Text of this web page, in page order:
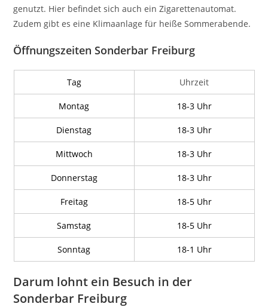
genutzt. Hier befindet sich auch ein Zigarettenautomat.
Zudem gibt es eine Klimaanlage für heiße Sommerabende.
Öffnungszeiten Sonderbar Freiburg
Tag Uhrzeit
Montag 18-3 Uhr
Dienstag 18-3 Uhr
Mittwoch 18-3 Uhr
Donnerstag 18-3 Uhr
Freitag 18-5 Uhr
Samstag 18-5 Uhr
Sonntag 18-1 Uhr
Darum lohnt ein Besuch in der
Sonderbar Freiburg